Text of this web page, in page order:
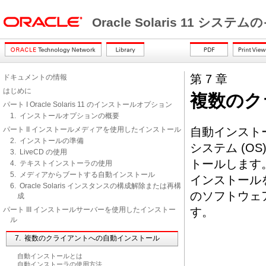
Oracle Solaris 11 システム
ドキュメントの情報
はじめに
パート I Oracle Solaris 11 のインストールオプション
1. インストールオプションの概要
パート II インストールメディアを使用したインストール
2. インストールの準備
3. LiveCD の使用
4. テキストインストーラの使用
5. メディアからブートする自動インストール
6. Oracle Solaris インスタンスの構成解除または再構
成
パート III インストールサーバーを使用したインストー
ル
7. 複数のクライアントへの自動インストール
自動インストールとは
自動インストーラの使用方法
第 7 章
複数の
自動インス
システム
トールしま
インストー
のソフトウェ
す。